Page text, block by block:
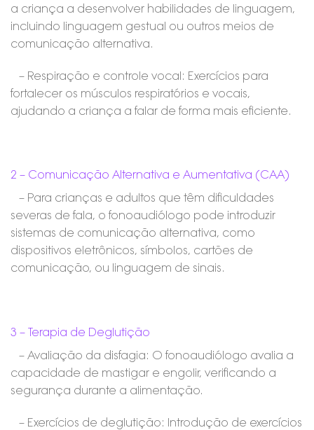
a criança a desenvolver habilidades de linguagem,
incluindo linguagem gestual ou outros meios de
comunicação alternativa.
– Respiração e controle vocal: Exercícios para
fortalecer os músculos respiratórios e vocais,
ajudando a criança a falar de forma mais eficiente.
2 – Comunicação Alternativa e Aumentativa (CAA)
– Para crianças e adultos que têm dificuldades
severas de fala, o fonoaudiólogo pode introduzir
sistemas de comunicação alternativa, como
dispositivos eletrônicos, símbolos, cartões de
comunicação, ou linguagem de sinais.
3 – Terapia de Deglutição
– Avaliação da disfagia: O fonoaudiólogo avalia a
capacidade de mastigar e engolir, verificando a
segurança durante a alimentação.
– Exercícios de deglutição: Introdução de exercícios